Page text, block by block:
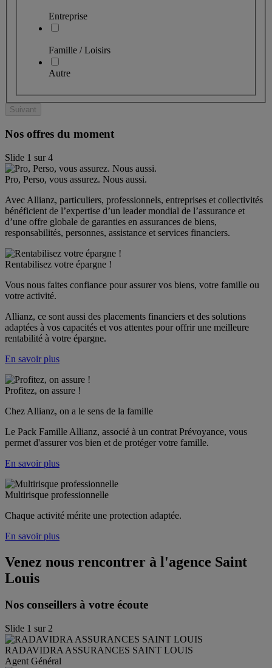
Entreprise
Famille / Loisirs
Autre
Suivant
Nos offres du moment
Slide 1 sur4
Pro, Perso, vous assurez. Nous aussi.
Avec Allianz, particuliers, professionnels, entreprises et collectivités
bénéficient de l’expertise d’un leader mondial de l’assurance et
d’une offre globale de garanties en assurances de biens,
responsabilités, personnes, assistance et services financiers.
Rentabilisez votre épargne !
Vous nous faites confiance pour assurer vos biens, votre famille ou
votre activité.
Allianz, ce sont aussi des placements financiers et des solutions
adaptées à vos capacités et vos attentes pour offrir une meilleure
rentabilité à votre épargne.
En savoir plus
Profitez, on assure !
Chez Allianz, on a le sens de la famille
Le Pack Famille Allianz, associé à un contrat Prévoyance, vous
permet d'assurer vos bien et de protéger votre famille.
En savoir plus
Multirisque professionnelle
Chaque activité mérite une protection adaptée.
En savoir plus
Venez nous rencontrer à l'agence Saint
Louis
Nos conseillers à votre écoute
Slide 1 sur 2
RADAVIDRA ASSURANCES SAINT LOUIS
Agent Général